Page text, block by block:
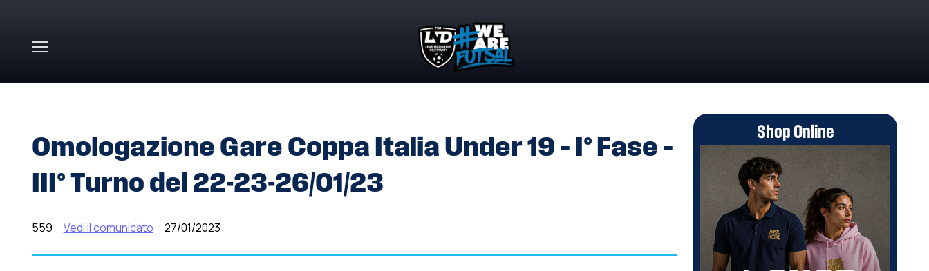
Omologazione Gare Coppa Italia Under 19 – I° Fase –
III° Turno del 22-23-26/01/23
559 Vedi il comunicato 27/01/2023
Shop Online